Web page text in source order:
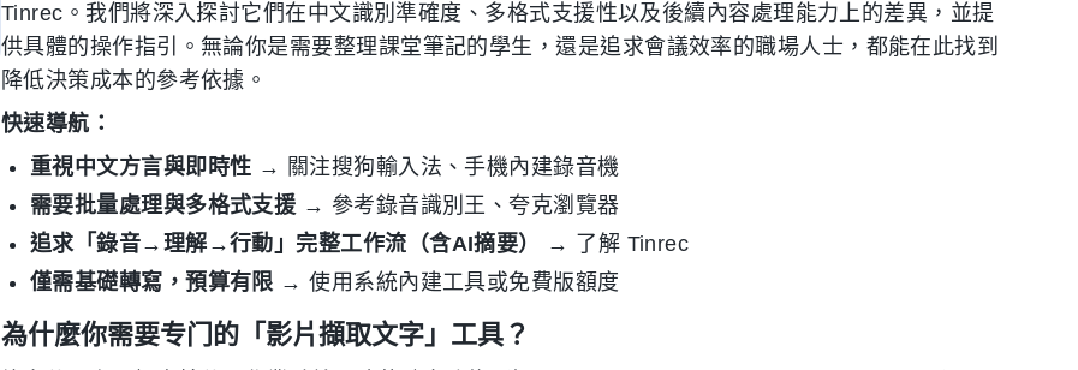
Tinrec。我們將深入探討它們在中文識別準確度、多格式支援性以及後續內容處理能力上的差異，並提
供具體的操作指引。無論你是需要整理課堂筆記的學生，還是追求會議效率的職場人士，都能在此找到
降低決策成本的參考依據。
快速導航：
重視中文方言與即時性 → 關注搜狗輸入法、手機內建錄音機
需要批量處理與多格式支援 → 參考錄音識別王、夸克瀏覽器
追求「錄音→理解→行動」完整工作流（含AI摘要）
→ 了解 Tinrec
僅需基礎轉寫，預算有限 → 使用系統內建工具或免費版額度
為什麼你需要专门的「影片擷取文字」工具？